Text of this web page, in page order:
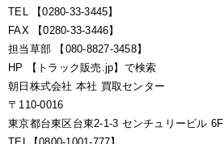
TEL 【0280-33-3445】
FAX 【0280-33-3446】
担当草部 【080-8827-3458】
HP 【トラック販売.jp】で検索
朝日株式会社 本社 買取センター
〒110-0016
東京都台東区台東2-1-3 センチュリービル 6F